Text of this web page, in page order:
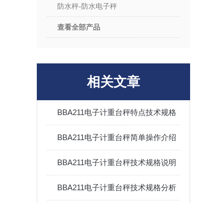
防水秤-防水电子秤
查看全部产品
相关文章
BBA211电子计重台秤特点技术规格
BBA211电子计重台秤简单操作介绍
BBA211电子计重台秤技术规格说明
BBA211电子计重台秤技术规格分析